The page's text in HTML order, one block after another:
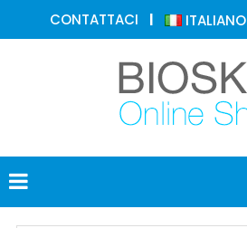
CONTATTACI ITALIANO
MEDICINA
ESTETICA
DERMATOLOGIA
FOTOTERAPIA
ELETTROMEDICALI
MEDICO